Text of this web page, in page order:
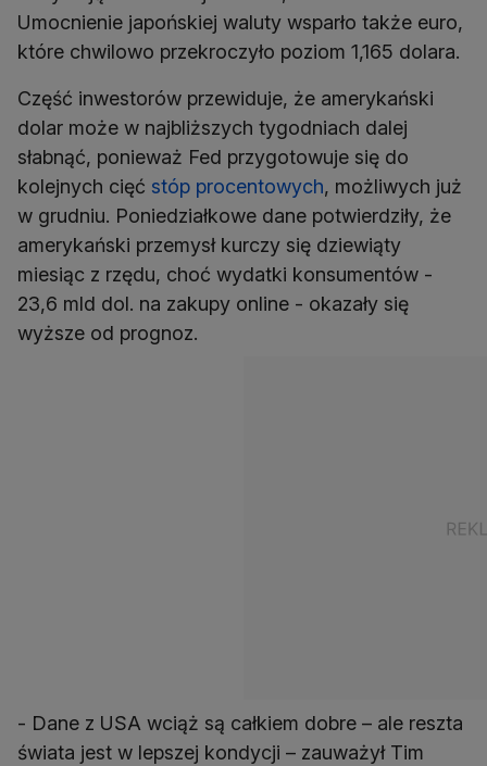
Umocnienie japońskiej waluty wsparło także euro,
które chwilowo przekroczyło poziom 1,165 dolara.
Część inwestorów przewiduje, że amerykański
dolar może w najbliższych tygodniach dalej
słabnąć, ponieważ Fed przygotowuje się do
kolejnych cięć stóp procentowych, możliwych już
w grudniu. Poniedziałkowe dane potwierdziły, że
amerykański przemysł kurczy się dziewiąty
miesiąc z rzędu, choć wydatki konsumentów -
23,6 mld dol. na zakupy online - okazały się
wyższe od prognoz.
- Dane z USA wciąż są całkiem dobre – ale reszta
świata jest w lepszej kondycji – zauważył Tim